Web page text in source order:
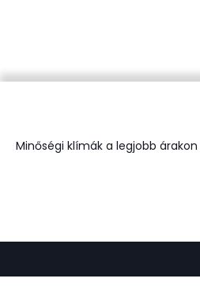
Minőségi klímák a legjobb árakon